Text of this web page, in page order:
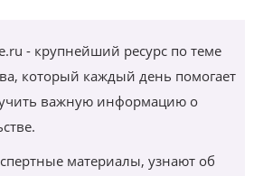
- крупнейший ресурс по теме
который каждый день помогает
важную информацию о
материалы, узнают об